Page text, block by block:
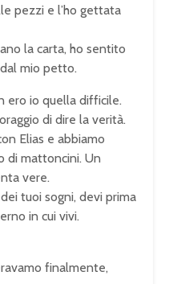
pezzi e l’ho gettata
la carta, ho sentito
mio petto.
ero io quella difficile.
di dire la verità.
Elias e abbiamo
di mattoncini. Un
vere.
tuoi sogni, devi prima
in cui vivi.
finalmente,